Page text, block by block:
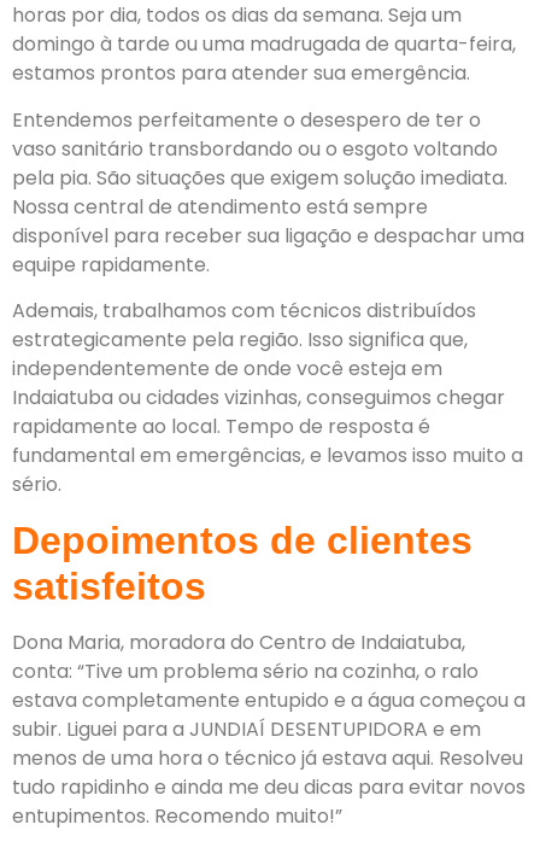
horas por dia, todos os dias da semana. Seja um
domingo à tarde ou uma madrugada de quarta-feira,
estamos prontos para atender sua emergência.
Entendemos perfeitamente o desespero de ter o
vaso sanitário transbordando ou o esgoto voltando
pela pia. São situações que exigem solução imediata.
Nossa central de atendimento está sempre
disponível para receber sua ligação e despachar uma
equipe rapidamente.
Ademais, trabalhamos com técnicos distribuídos
estrategicamente pela região. Isso significa que,
independentemente de onde você esteja em
Indaiatuba ou cidades vizinhas, conseguimos chegar
rapidamente ao local. Tempo de resposta é
fundamental em emergências, e levamos isso muito a
sério.
Depoimentos de clientes
satisfeitos
Dona Maria, moradora do Centro de Indaiatuba,
conta: “Tive um problema sério na cozinha, o ralo
estava completamente entupido e a água começou a
subir. Liguei para a JUNDIAÍ DESENTUPIDORA e em
menos de uma hora o técnico já estava aqui. Resolveu
tudo rapidinho e ainda me deu dicas para evitar novos
entupimentos. Recomendo muito!”